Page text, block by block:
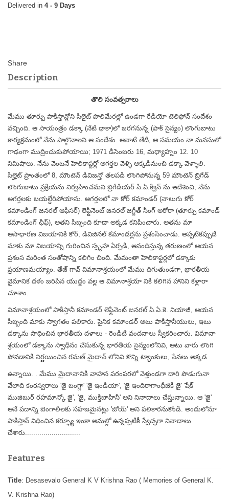
4 - 9 Days
Description
తొలి సంవత్సరాలు
మేము తూర్పు పాకిస్తాన్లోని సిలైట్ పొలిమేరల్లో ఉండగా రేడియో టెలిఫోన్ సందేశం
వచ్చింది. ఆ సాయంత్రం డక్కా (నేటి ఢాకా)లో జరగనున్న (పాక్ సైన్యం) లొంగుబాటు
కార్యక్రమంలో నేను పాల్గొనాలని ఆ సందేశం. ఆనాటి తేదీ, ఆ సమయం నా మనసులో
గాఢంగా ముద్రించుకుపోయాయి; 1971 డిసెంబరు 16, మధ్యాహ్నం 12. 10
నిమిషాలు. నేను వెంటనే హెలికాప్టర్లో అగర్తల వెళ్ళి అక్కడినుంచి డక్కా వెళ్ళాలి.
సిల్హెట్ ప్రాంతంలో 8, మౌంటెన్ డివిజన్తో తలపడి లొంగిపోనున్న 59 మౌంటెన్ బ్రిగేడ్
లొంగుబాటు ప్రక్రియను నిర్వహించమని బ్రిగేడియర్ సి.ఏ.క్విన్ ను ఆదేశించి, నేను
అగర్తలకు బయల్దేరిపోయాను. అగర్తలలో నా కోర్ కమాండర్ (నాలుగు కోర్
కమాండింగ్ జనరల్ ఆఫీసర్) లెఫ్టినెంట్ జనరల్ జగ్జీత్ సింగ్ అరోరా (తూర్పు కమాండ్
కమాండింగ్ ఛీఫ్), అతని సిబ్బంది కూడా అక్కడ కనిపించారు. అతను మా
అసాధారణ విజయానికి కోర్, డివిజినల్ కమాండర్లను ప్రశంసించాడు. అప్పటికప్పుడే
మాకు మా విజయాన్ని గురించిన స్పృహ ఏర్పడి, ఆనందిస్తున్న తరుణంలో ఆయన
ప్రశంస మరింత సంతోషాన్ని కలిగిం చింది. మేమంతా హెలికాఫ్టర్లలో డక్కాకు
ప్రయాణమయ్యాం. తేజ్ గావ్ విమానాశ్రయంలో మేము దిగుతుండగా, భారతీయ
వైమానిక దళం జరిపిన యుద్ధం వల్ల ఆ విమానాశ్రయా నికి కలిగిన హానిని కళ్లారా
చూశాం.
విమానాశ్రయంలో పాకిస్తానీ కమాండర్ లెఫ్టినెంట్ జనరల్ ఏ.ఏ.కె. నియాజీ, ఆయన
సిబ్బంది మాకు స్వాగతం పలికారు. సైనిక కమాండర్ అటు పాకిస్తానీయులు, ఇటు
డక్కాను సాధించిన భారతీయ దళాలు - రెండిటి వందనాలు స్వీకరించారు. విమానా
శ్రయంలో డక్కాను స్వాధీనం చేసుకున్న భారతీయ సైన్యంలోనివి, అటు వారు లొంగి
పోవడానికి నిర్ణయించిన రమణ్ మైదాన్ లోనివి కొన్ని ట్యాంకులు, సేనలు అక్కడ
ఉన్నాయి. . మేము మైదానానికి వాహన పరంపరలో వెళ్తుండగా దారి పొడుగునా
వేలాది కంఠస్వరాలు 'జై బంగ్లా' 'జై ఇండియా', 'జై ఇందిరాగాంధీజీకీ జై' 'షేక్
ముజిబుర్ రహమాన్కో జై', 'జై, ముక్తిబాహినీ' అని నినాదాలు చేస్తున్నాయి. ఆ 'జై'
అనే పదాన్ని బెంగాలీలకు సహజమైనట్లు 'జోయ్' అని పలికారనుకోండి. అందులోనూ
పాకిస్తాన్ విధించిన కర్ఫ్యూ ఇంకా అమల్లో ఉన్నప్పటికీ స్వేచ్ఛగా నినాదాలు
చేశారు...........................
Features
Title: Desasevalo General K V Krishna Rao ( Memories of General K.
V. Krishna Rao)